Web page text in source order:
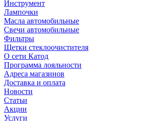
Инструмент
Лампочки
Масла автомобильные
Свечи автомобильные
Фильтры
Щетки стеклоочистителя
О сети Катод
Программа лояльности
Адреса магазинов
Доставка и оплата
Новости
Статьи
Акции
Услуги